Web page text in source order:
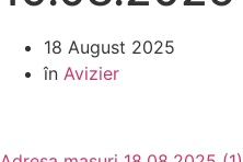
18 August 2025
în Avizier